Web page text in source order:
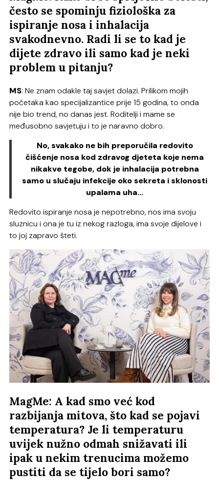
često se spominju fiziološka za
ispiranje nosa i inhalacija
svakodnevno. Radi li se to kad je
dijete zdravo ili samo kad je neki
problem u pitanju?
MS: Ne znam odakle taj savjet dolazi. Prilikom mojih
početaka kao specijalizantice prije 15 godina, to onda
nije bio trend, no danas jest. Roditelji i mame se
međusobno savjetuju i to je naravno dobro.
No, svakako ne bih preporučila redovito
čišćenje nosa kod zdravog djeteta koje nema
nikakve tegobe, dok je inhalacija potrebna
samo u slučaju infekcije oko sekreta i sklonosti
upalama uha…
Redovito ispiranje nosa je nepotrebno, nos ima svoju
sluznicu i ona je tu iz nekog razloga, ima svoje dijelove i
to joj zapravo šteti.
MagMe: A kad smo već kod
razbijanja mitova, što kad se pojavi
temperatura? Je li temperaturu
uvijek nužno odmah snižavati ili
ipak u nekim trenucima možemo
pustiti da se tijelo bori samo?